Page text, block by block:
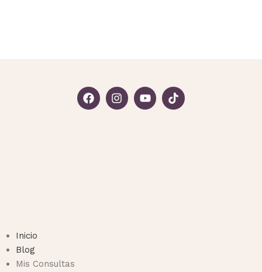
Inicio
Blog
Mis Consultas